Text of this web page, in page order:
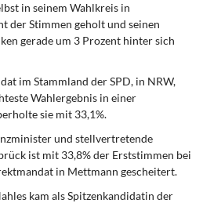
in seinem Wahlkreis in
der Stimmen geholt und seinen
gerade um 3 Prozent hinter sich
im Stammland der SPD, in NRW,
Wahlergebnis in einer
sie mit 33,1%.
und stellvertretende
ist mit 33,8% der Erststimmen bei
in Mettmann gescheitert.
kam als Spitzenkandidatin der